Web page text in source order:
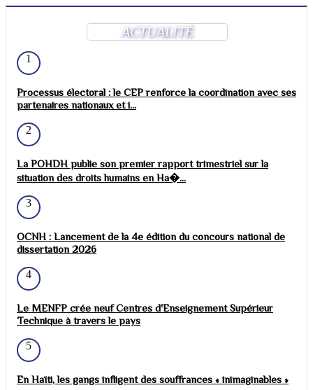
ACTUALITÉ
1
Processus électoral : le CEP renforce la coordination avec ses
partenaires nationaux et i...
2
La POHDH publie son premier rapport trimestriel sur la
situation des droits humains en Ha�...
3
OCNH : Lancement de la 4e édition du concours national de
dissertation 2026
4
Le MENFP crée neuf Centres d'Enseignement Supérieur
Technique à travers le pays
5
En Haïti, les gangs infligent des souffrances « inimaginables »